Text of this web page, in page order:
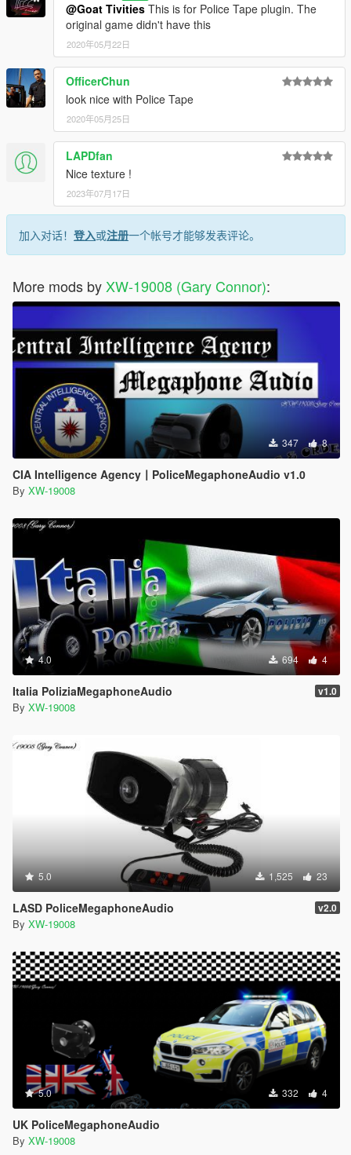
@Goat Tivities This is for Police Tape plugin. The
original game didn't have this
2020年05月22日
OfficerChun
look nice with Police Tape
2020年05月25日
LAPDfan
Nice texture !
2023年07月17日
加入对话！ 登入或注册一个帐号才能够发表评论。
More mods byXW-19008 (Gary Connor):
347 8
CIA Intelligence Agency丨PoliceMegaphoneAudio v1.0
By XW-19008
4.0 694 4
Italia PoliziaMegaphoneAudio v1.0
By XW-19008
5.0 1,525 23
LASD PoliceMegaphoneAudio v2.0
By XW-19008
5.0 332 4
UK PoliceMegaphoneAudio
By XW-19008